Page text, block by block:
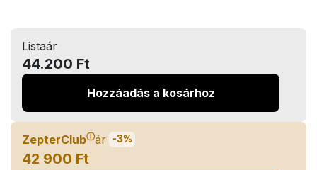
Listaár
44.200 Ft
Hozzáadás a kosárhoz
ZepterClubⓘár -3%
42 900 Ft